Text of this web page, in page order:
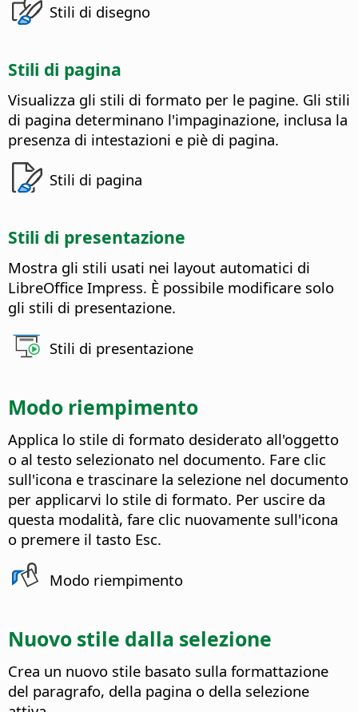
Stili di disegno
Stili di pagina
Visualizza gli stili di formato per le pagine. Gli stili
di pagina determinano l'impaginazione, inclusa la
presenza di intestazioni e piè di pagina.
Stili di pagina
Stili di presentazione
Mostra gli stili usati nei layout automatici di
LibreOffice Impress. È possibile modificare solo
gli stili di presentazione.
Stili di presentazione
Modo riempimento
Applica lo stile di formato desiderato all'oggetto
o al testo selezionato nel documento. Fare clic
sull'icona e trascinare la selezione nel documento
per applicarvi lo stile di formato. Per uscire da
questa modalità, fare clic nuovamente sull'icona
o premere il tasto Esc.
Modo riempimento
Nuovo stile dalla selezione
Crea un nuovo stile basato sulla formattazione
del paragrafo, della pagina o della selezione